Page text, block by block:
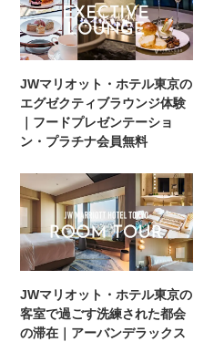
JWマリオット・ホテル東京の
エグゼクティブラウンジ体験
｜フードプレゼンテーショ
ン・プラチナ会員無料
JWマリオット・ホテル東京の
客室で過ごす洗練された都会
の滞在｜アーバンデラックス